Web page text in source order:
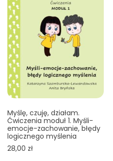
Myślę, czuję, działam.
Ćwiczenia moduł 1. Myśli-
emocje-zachowanie, błędy
logicznego myślenia
28,00 zł